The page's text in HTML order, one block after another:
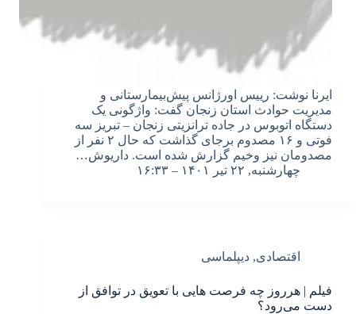
ایرنا نوشت: رییس اورژانس پیش‌بیمارستانی و
مدیریت حوادث استان زنجان گفت: واژگونی یک
دستگاه اتوبوس در جاده ترانزیتی زنجان – تبریز سه
فوتی و ۱۶ مصدوم برجای گذاشت که حال ۲ نفر از
مصدومان نیز وخیم گزارش شده است. داریوش…
چهارشنبه, ۲۲ تیر ۱۴۰۱ – ۱۶:۳۳
اقتصادی, دیپلماسی
فیلم | هرروز چه فرصت هایی با تعویق در توافق از
دست می‌رود؟